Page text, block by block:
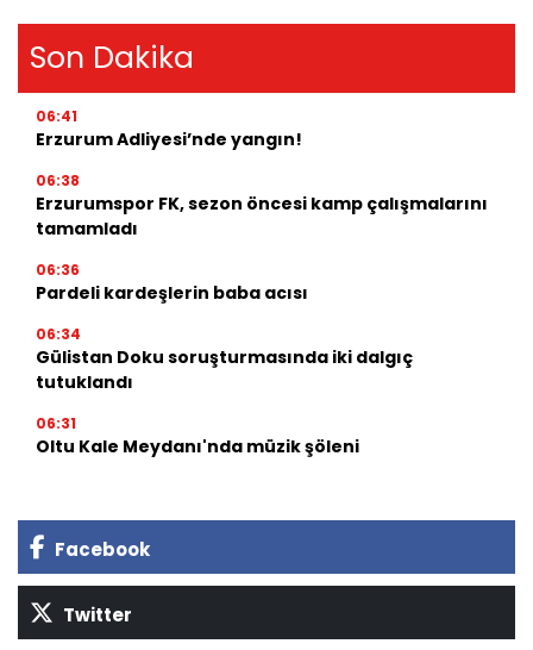
Son Dakika
06:41
Erzurum Adliyesi’nde yangın!
06:38
Erzurumspor FK, sezon öncesi kamp çalışmalarını
tamamladı
06:36
Pardeli kardeşlerin baba acısı
06:34
Gülistan Doku soruşturmasında iki dalgıç
tutuklandı
06:31
Oltu Kale Meydanı'nda müzik şöleni
Facebook
Twitter